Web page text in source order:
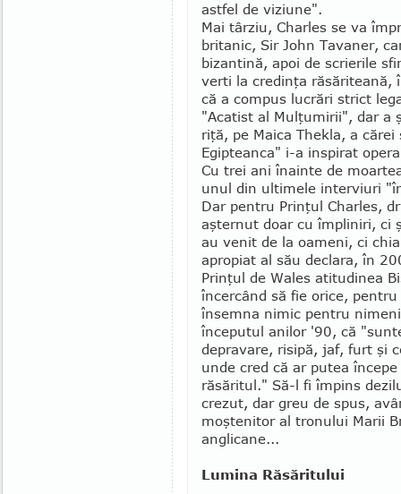
astfel de viziune".
Mai târziu, Charles se va
britanic, Sir John Tavaner,
bizantină, apoi de scrierile
verti la credinţa răsări­teană,
că a compus lu­crări strict
"Acatist al Mul­ţu­mirii", dar a
riţă, pe Maica Thekla, a
Egip­tean­ca" i-a in­spi­rat
Cu trei ani înainte de
unul din ultimele interviuri
Dar pentru Prinţul Charles,
aşternut doar cu împliniri, ci
au venit de la oa­meni, ci
apropiat al său declara, în
Prinţul de Wales atitudinea
încercând să fie orice,
însem­na nimic pentru
începutul anilor '90, că
depravare, risipă, jaf, furt şi
unde cred că ar pu­tea
răsă­ritul." Să-l fi împins
crezut, dar greu de spus,
moştenitor al tronului Marii
anglicane...
Lumina Răsăritului